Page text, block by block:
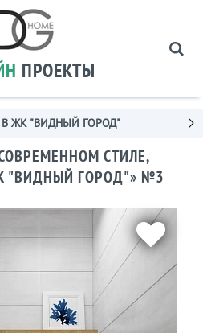
ПРОЕКТЫ
В ЖК "ВИДНЫЙ ГОРОД"
СТИЛЕ,
"ВИДНЫЙ ГОРОД"» №3